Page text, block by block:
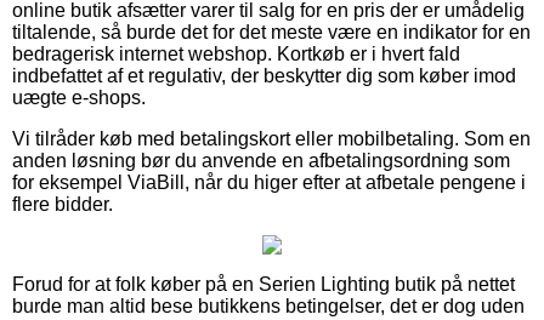
online butik afsætter varer til salg for en pris der er umådelig
tiltalende, så burde det for det meste være en indikator for en
bedragerisk internet webshop. Kortkøb er i hvert fald
indbefattet af et regulativ, der beskytter dig som køber imod
uægte e-shops.
Vi tilråder køb med betalingskort eller mobilbetaling. Som en
anden løsning bør du anvende en afbetalingsordning som
for eksempel ViaBill, når du higer efter at afbetale pengene i
flere bidder.
Forud for at folk køber på en Serien Lighting butik på nettet
burde man altid bese butikkens betingelser, det er dog uden